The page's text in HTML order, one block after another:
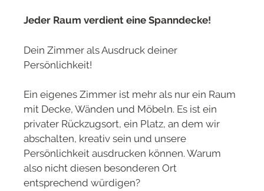
Jeder Raum verdient eine Spanndecke!
Dein Zimmer als Ausdruck deiner
Persönlichkeit!
Ein eigenes Zimmer ist mehr als nur ein Raum
mit Decke, Wänden und Möbeln. Es ist ein
privater Rückzugsort, ein Platz, an dem wir
abschalten, kreativ sein und unsere
Persönlichkeit ausdrucken können. Warum
also nicht diesen besonderen Ort
entsprechend würdigen?